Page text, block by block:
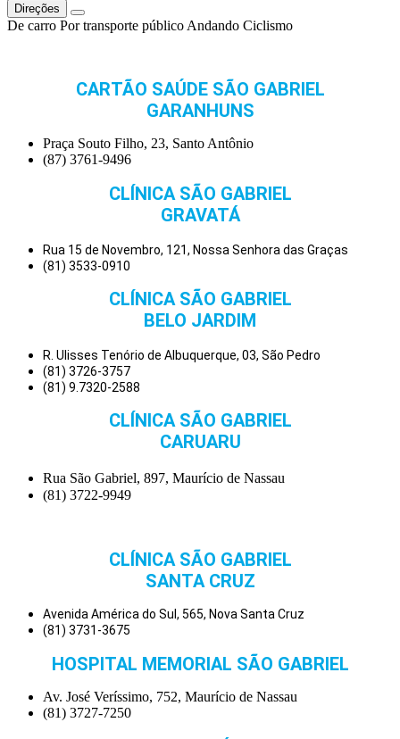
Direções
De carro Por transporte público Andando Ciclismo
CARTÃO SAÚDE SÃO GABRIEL
GARANHUNS
Praça Souto Filho, 23, Santo Antônio
(87) 3761-9496
CLÍNICA SÃO GABRIEL
GRAVATÁ
Rua 15 de Novembro, 121, Nossa Senhora das Graças
(81) 3533-0910
CLÍNICA SÃO GABRIEL
BELO JARDIM
R. Ulisses Tenório de Albuquerque, 03, São Pedro
(81) 3726-3757
(81) 9.7320-2588
CLÍNICA SÃO GABRIEL
CARUARU
Rua São Gabriel, 897, Maurício de Nassau
(81) 3722-9949
CLÍNICA SÃO GABRIEL
SANTA CRUZ
Avenida América do Sul, 565, Nova Santa Cruz
(81) 3731-3675
HOSPITAL MEMORIAL SÃO GABRIEL
Av. José Veríssimo, 752, Maurício de Nassau
(81) 3727-7250